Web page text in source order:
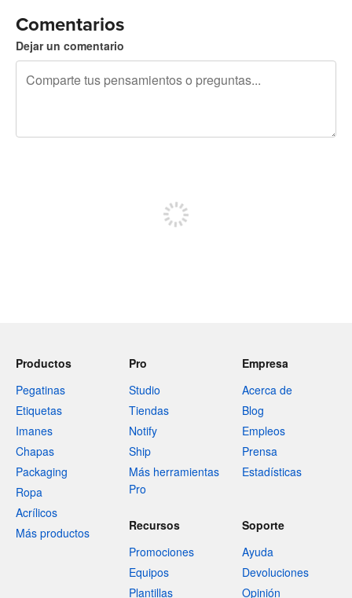
Comentarios
Dejar un comentario
Productos
Pegatinas
Etiquetas
Imanes
Chapas
Packaging
Ropa
Acrílicos
Más productos
Pro
Studio
Tiendas
Notify
Ship
Más herramientas
Pro
Empresa
Acerca de
Blog
Empleos
Prensa
Estadísticas
Recursos
Promociones
Equipos
Plantillas
Soporte
Ayuda
Devoluciones
Opinión